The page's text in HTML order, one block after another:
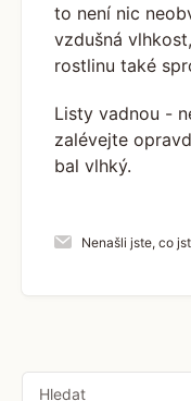
to není nic
vzdušná
rostlinu také
Listy vadnou -
zalévejte
bal vlhký.
Nenašli jste, co